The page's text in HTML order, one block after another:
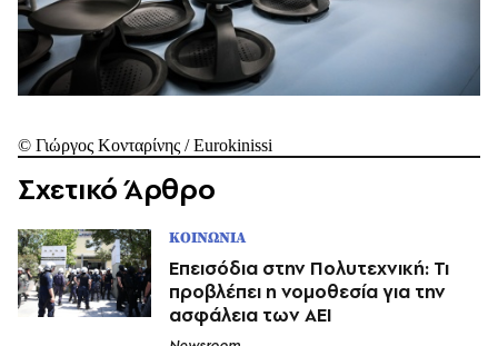
© Γιώργος Κονταρίνης / Eurokinissi
Σχετικό Άρθρο
ΚΟΙΝΩΝΙΑ
Επεισόδια στην Πολυτεχνική: Τι
προβλέπει η νομοθεσία για την
ασφάλεια των ΑΕΙ